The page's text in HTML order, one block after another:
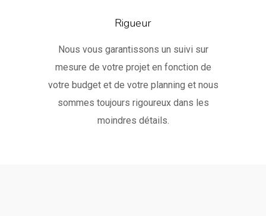
Rigueur
Nous vous garantissons un suivi sur
mesure de votre projet en fonction de
votre budget et de votre planning et nous
sommes toujours rigoureux dans les
moindres détails.